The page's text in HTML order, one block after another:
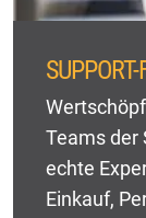
Teams der
echte
Einkauf,